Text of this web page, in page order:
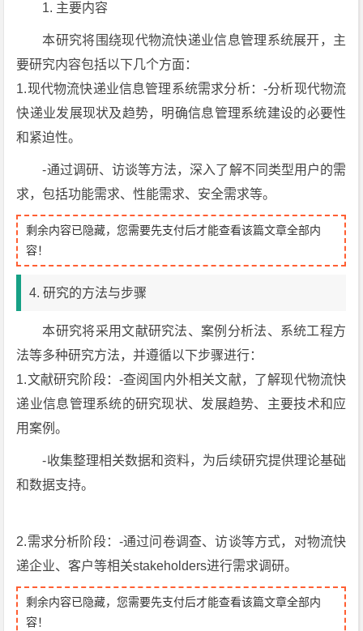
1. 主要内容
本研究将围绕现代物流快递业信息管理系统展开，主
要研究内容包括以下几个方面：
1.现代物流快递业信息管理系统需求分析：-分析现代物流
快递业发展现状及趋势，明确信息管理系统建设的必要性
和紧迫性。
-通过调研、访谈等方法，深入了解不同类型用户的需
求，包括功能需求、性能需求、安全需求等。
剩余内容已隐藏，您需要先支付后才能查看该篇文章全部内
容！
4. 研究的方法与步骤
本研究将采用文献研究法、案例分析法、系统工程方
法等多种研究方法，并遵循以下步骤进行：
1.文献研究阶段：-查阅国内外相关文献，了解现代物流快
递业信息管理系统的研究现状、发展趋势、主要技术和应
用案例。
-收集整理相关数据和资料，为后续研究提供理论基础
和数据支持。
2.需求分析阶段：-通过问卷调查、访谈等方式，对物流快
递企业、客户等相关stakeholders进行需求调研。
剩余内容已隐藏，您需要先支付后才能查看该篇文章全部内
容！